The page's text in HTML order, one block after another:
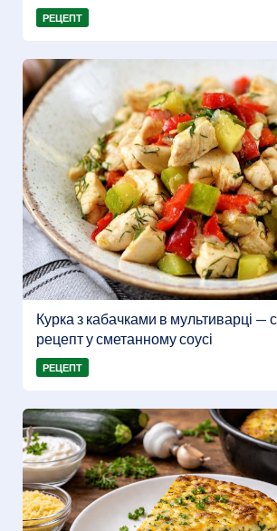
РЕЦЕПТ
Курка з кабачками в мультиварці —
рецепт у сметанному соусі
РЕЦЕПТ